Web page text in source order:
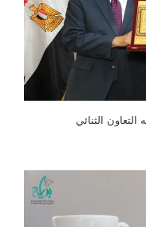
الثنائي